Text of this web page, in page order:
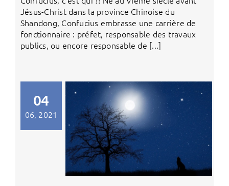
Jésus-Christ dans la province Chinoise du
Shandong, Confucius embrasse une carrière de
fonctionnaire : préfet, responsable des travaux
publics, ou encore responsable de [...]
04
06, 2021